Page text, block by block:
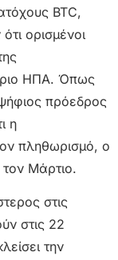
BTC,
ορισμένοι
ΗΠΑ. Όπως
πρόεδρος
η
πληθωρισμό, ο
Μάρτιο.
στις
στις 22
την